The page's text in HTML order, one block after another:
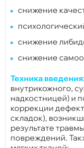
снижение
снижение
снижение
Техника
внутрикожного,
надкостницей) и
коррекции
складок),
результате
повреждений.